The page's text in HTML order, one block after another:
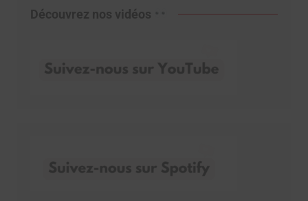
Découvrez nos vidéos